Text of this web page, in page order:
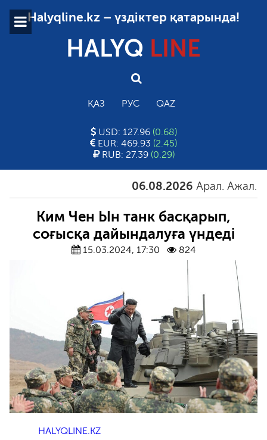
Halyqline.kz – үздіктер қатарында!
HALYQ LINE
ҚАЗ РУС QAZ
USD: 127.96 (0.68)
EUR: 469.93 (2.45)
RUB: 27.39 (0.29)
06.08.2026 Арал. Ажал.
Ким Чен Ын танк басқарып,
соғысқа дайындалуға үндеді
15.03.2024, 17:30 824
HALYQLINE.KZ